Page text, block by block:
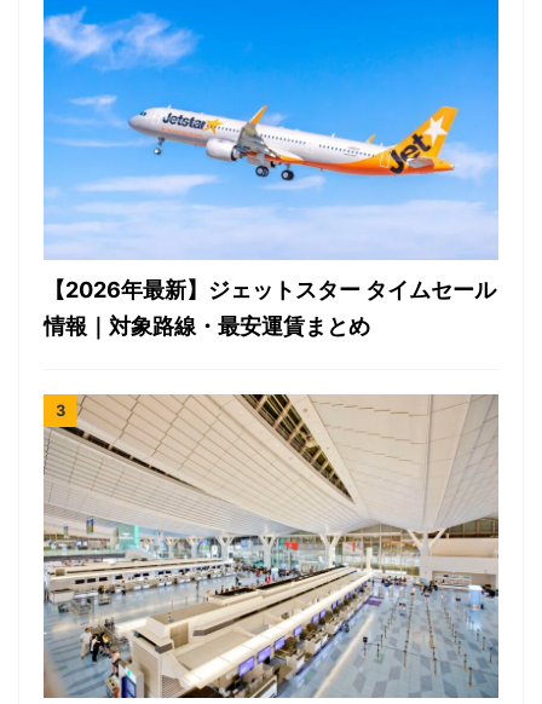
【2026年最新】ジェットスター タイムセール
情報｜対象路線・最安運賃まとめ